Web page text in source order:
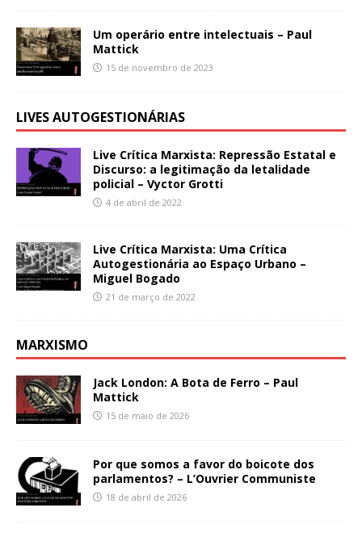
Um operário entre intelectuais – Paul
Mattick
15 de novembro de 2023
LIVES AUTOGESTIONÁRIAS
Live Crítica Marxista: Repressão Estatal e
Discurso: a legitimação da letalidade
policial – Vyctor Grotti
4 de abril de 2022
Live Crítica Marxista: Uma Crítica
Autogestionária ao Espaço Urbano –
Miguel Bogado
21 de março de 2022
MARXISMO
Jack London: A Bota de Ferro – Paul
Mattick
15 de maio de 2026
Por que somos a favor do boicote dos
parlamentos? – L’Ouvrier Communiste
18 de abril de 2026